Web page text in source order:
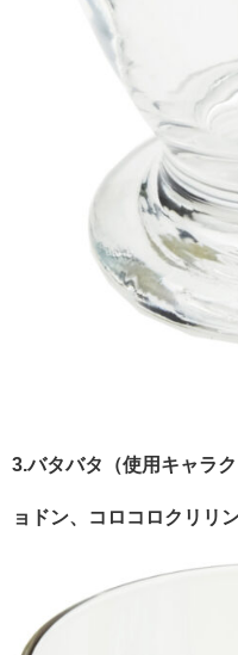
3.バタバタ（使用キャラ
ョドン、コロコロクリリン